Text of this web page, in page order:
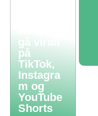
gå viralt
på
TikTok,
Instagra
m og
YouTube
Shorts